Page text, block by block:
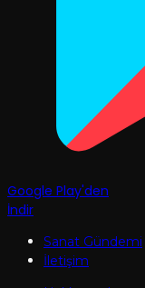
Google Play'den
İndir
Sanat Gündemi
İletişim